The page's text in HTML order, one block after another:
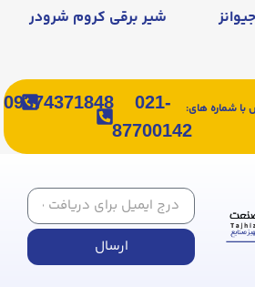
شیر برقی کروم شرودر
021-
09374371848